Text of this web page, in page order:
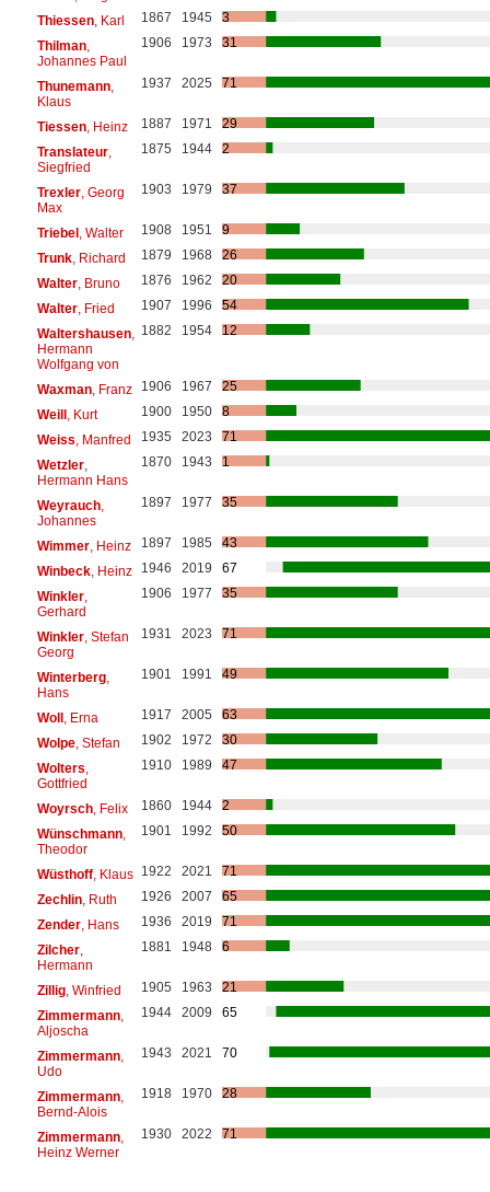
Thiessen, Karl 1867 1945
3
Thilman,
Johannes Paul
1906 1973 31
Thunemann,
Klaus
1937 2025 71
Tiessen, Heinz 1887 1971
29
Translateur,
Siegfried
1875 1944 2
Trexler, Georg
Max
1903 1979 37
Triebel, Walter 1908 1951
9
Trunk, Richard 1879 1968
26
Walter, Bruno 1876 1962
20
Walter, Fried 1907 1996
54
Waltershausen,
Hermann
Wolfgang von
1882 1954 12
Waxman, Franz 1906 1967
25
Weill, Kurt 1900 1950
8
Weiss , Manfred 1935 2023
71
Wetzler,
Hermann Hans
1870 1943 1
Weyrauch,
Johannes
1897 1977 35
Wimmer, Heinz 1897 1985
43
Winbeck, Heinz 1946 2019
67
Winkler,
Gerhard
1906 1977 35
Winkler, Stefan
Georg
1931 2023 71
Winterberg,
Hans
1901 1991 49
Woll, Erna 1917 2005
63
Wolpe, Stefan 1902 1972
30
Wolters
Gottfried
1910 1989 47
Woyrsch, Felix 1860 1944
2
Wünschmann,
Theodor
1901 1992 50
Wüsthoff, Klaus 1922 2021
71
Zechlin, Ruth 1926 2007
65
Zender, Hans 1936 2019
71
Zilcher,
Hermann
1881 1948 6
Zillig, Winfried 1905 1963
21
Zimmermann,
Aljoscha
1944 2009 65
Zimmermann,
Udo
1943 2021 70
Zimmermann,
Bernd-Alois
1918 1970 28
Zimmermann,
Heinz Werner
1930 2022 71